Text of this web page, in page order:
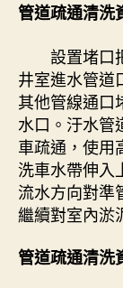
管道疏通清洗
設置堵口把
井室進水管道
其他管線通口
水口。汙水管
車疏通，使用
洗車水帶伸入
流水方向對準
繼續對室內淤
管道疏通清洗